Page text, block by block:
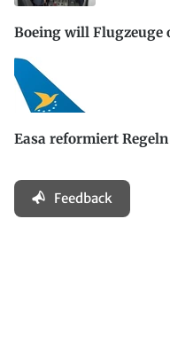
Boeing will Flugzeuge
Easa reformiert
Feedback